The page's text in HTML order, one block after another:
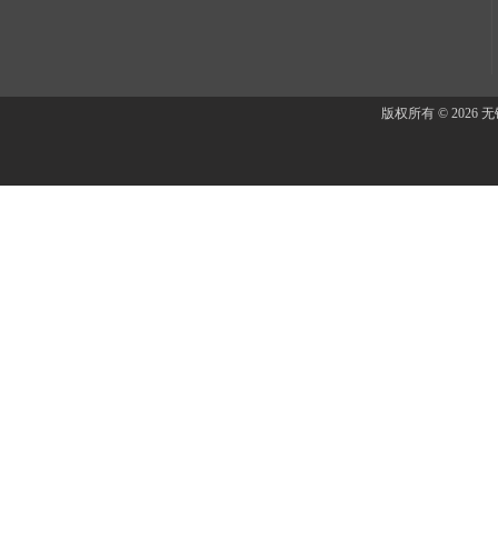
版权所有 © 2026